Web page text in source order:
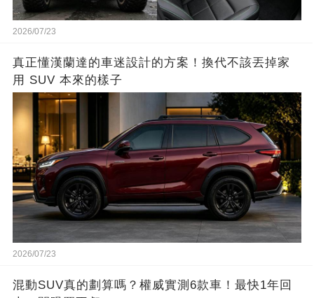
2026/07/23
真正懂漢蘭達的車迷設計的方案！換代不該丟掉家
用 SUV 本來的樣子
2026/07/23
混動SUV真的劃算嗎？權威實測6款車！最快1年回